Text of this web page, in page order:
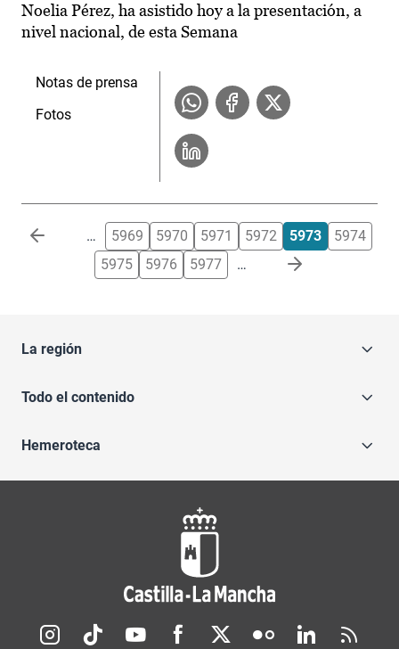
Noelia Pérez, ha asistido hoy a la presentación, a
nivel nacional, de esta Semana
Notas de prensa
Fotos
Paginación … 5969 5970 5971 5972 5973
5974
5975
5976 5977 …
La región
Todo el contenido
Hemeroteca
Redes sociales JCCM